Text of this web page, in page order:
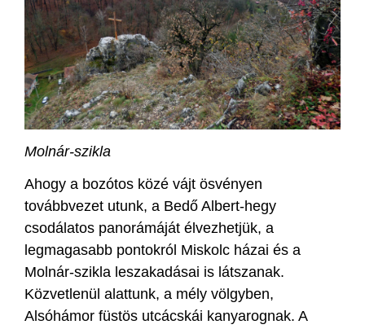
Molnár-szikla
Ahogy a bozótos közé vájt ösvényen
továbbvezet utunk, a Bedő Albert-hegy
csodálatos panorámáját élvezhetjük, a
legmagasabb pontokról Miskolc házai és a
Molnár-szikla leszakadásai is látszanak.
Közvetlenül alattunk, a mély völgyben,
Alsóhámor füstös utcácskái kanyarognak. A